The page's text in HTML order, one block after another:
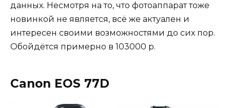
данных. Несмотря на то, что фотоаппарат тоже
новинкой не является, всё же актуален и
интересен своими возможностями до сих пор.
Обойдётся примерно в 103000 р.
Canon EOS 77D